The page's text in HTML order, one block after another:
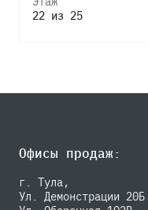
22 из 25
Офисы продаж:
г. Тула,
Ул. Демонстрации 20Б